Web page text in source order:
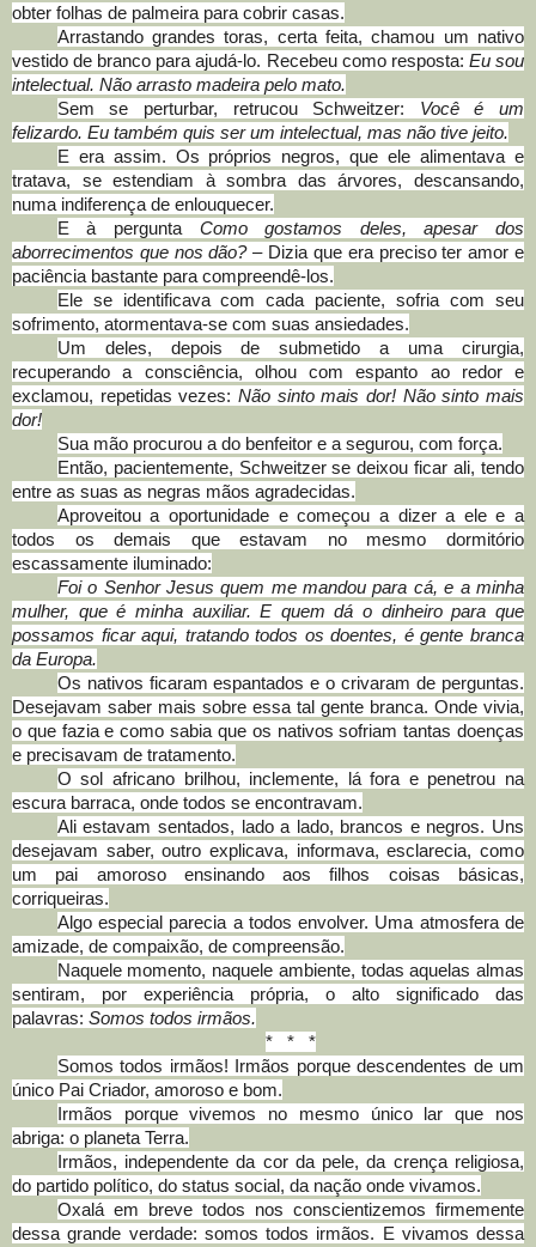
obter folhas de palmeira para cobrir casas.
Arrastando grandes toras, certa feita, chamou um nativo
vestido de branco para ajudá-lo. Recebeu como resposta: Eu sou
intelectual. Não arrasto madeira pelo mato.
Sem se perturbar, retrucou Schweitzer: Você é um
felizardo. Eu também quis ser um intelectual, mas não tive jeito.
E era assim. Os próprios negros, que ele alimentava e
tratava, se estendiam à sombra das árvores, descansando,
numa indiferença de enlouquecer.
E à pergunta Como gostamos deles, apesar dos
aborrecimentos que nos dão?– Dizia que era preciso ter amor e
paciência bastante para compreendê-los.
Ele se identificava com cada paciente, sofria com seu
sofrimento, atormentava-se com suas ansiedades.
Um deles, depois de submetido a uma cirurgia,
recuperando a consciência, olhou com espanto ao redor e
exclamou, repetidas vezes: Não sinto mais dor! Não sinto mais
dor!
Sua mão procurou a do benfeitor e a segurou, com força.
Então, pacientemente, Schweitzer se deixou ficar ali, tendo
entre as suas as negras mãos agradecidas.
Aproveitou a oportunidade e começou a dizer a ele e a
todos os demais que estavam no mesmo dormitório
escassamente iluminado:
Foi o Senhor Jesus quem me mandou para cá, e a minha
mulher, que é minha auxiliar. E quem dá o dinheiro para que
possamos ficar aqui, tratando todos os doentes, é gente branca
da Europa.
Os nativos ficaram espantados e o crivaram de perguntas.
Desejavam saber mais sobre essa tal gente branca. Onde vivia,
o que fazia e como sabia que os nativos sofriam tantas doenças
e precisavam de tratamento.
O sol africano brilhou, inclemente, lá fora e penetrou na
escura barraca, onde todos se encontravam.
Ali estavam sentados, lado a lado, brancos e negros. Uns
desejavam saber, outro explicava, informava, esclarecia, como
um pai amoroso ensinando aos filhos coisas básicas,
corriqueiras.
Algo especial parecia a todos envolver. Uma atmosfera de
amizade, de compaixão, de compreensão.
Naquele momento, naquele ambiente, todas aquelas almas
sentiram, por experiência própria, o alto significado das
palavras: Somos todos irmãos.
* * *
Somos todos irmãos! Irmãos porque descendentes de um
único Pai Criador, amoroso e bom.
Irmãos porque vivemos no mesmo único lar que nos
abriga: o planeta Terra.
Irmãos, independente da cor da pele, da crença religiosa,
do partido político, do status social, da nação onde vivamos.
Oxalá em breve todos nos conscientizemos firmemente
dessa grande verdade: somos todos irmãos. E vivamos dessa